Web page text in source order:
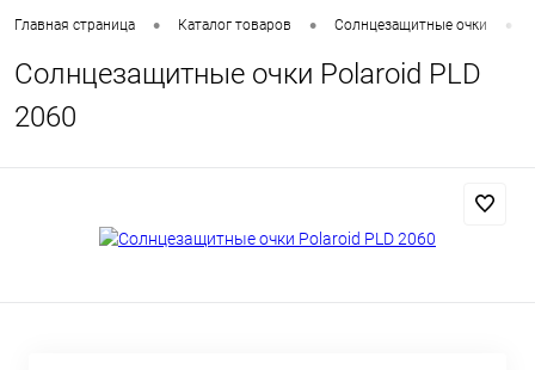
Главная страница • Каталог товаров • Солнцезащитные очки •
Солнцезащитные очки Polaroid PLD
2060